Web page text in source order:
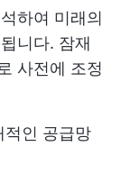
하여 미래의
니다. 잠재
사전에 조정
적인 공급망